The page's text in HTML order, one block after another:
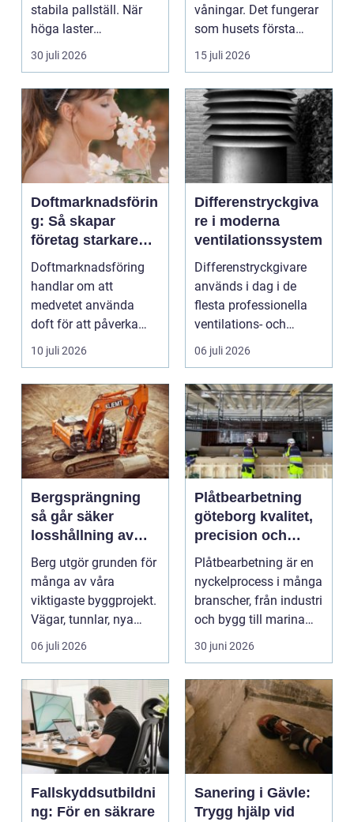
stabila pallställ. När
höga laster
kombineras med
trucktraf...
30 juli 2026
våningar. Det fungerar
som husets första
intryck, mötesplats
oc...
15 juli 2026
Doftmarknadsförin
g: Så skapar
företag starkare
kundupplevelser
Doftmarknadsföring
handlar om att
medvetet använda
doft för att påverka
kä...
10 juli 2026
Differenstryckgiva
re i moderna
ventilationssystem
Differenstryckgivare
används i dag i de
flesta professionella
ventilations- och
klimatanlä...
06 juli 2026
Bergsprängning
så går säker
losshållning av
berg till i praktiken
Berg utgör grunden för
många av våra
viktigaste byggprojekt.
Vägar, tunnlar, nya
bostadsområden och
06 juli 2026
Plåtbearbetning
göteborg kvalitet,
precision och
smarta lösningar
Plåtbearbetning är en
nyckelprocess i många
branscher, från industri
och bygg till marina
miljöer oc...
30 juni 2026
Fallskyddsutbildni
ng: För en säkrare
Sanering i Gävle:
Trygg hjälp vid